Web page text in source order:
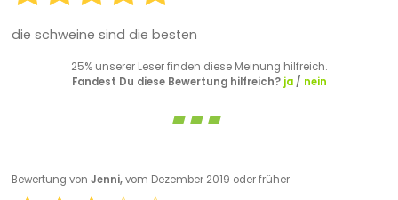
die schweine sind die besten
25% unserer Leser finden diese Meinung hilfreich.
Fandest Du diese Bewertung hilfreich? ja/ nein
Bewertung von Jenni,vom Dezember 2019 oder früher